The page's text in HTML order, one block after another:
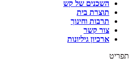
השכנים של קש
תוצרת בית
תרבות וחינוך
צור קשר
ארכיון גיליונות
תפריט